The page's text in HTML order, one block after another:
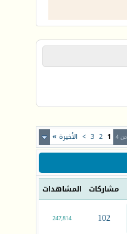
1
2
3
> الأخيرة »
مشاركات المشاهدات
102
247,814